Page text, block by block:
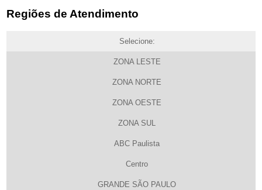
Regiões de Atendimento
Selecione:
ZONA LESTE
ZONA NORTE
ZONA OESTE
ZONA SUL
ABC Paulista
Centro
GRANDE SÃO PAULO